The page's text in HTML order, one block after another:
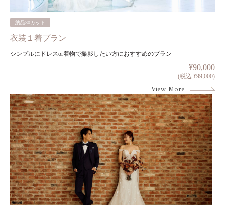
納品30カット
衣装１着プラン
シンプルにドレスor着物で撮影したい方におすすめのプラン
¥90,000
(税込 ¥99,000)
View More